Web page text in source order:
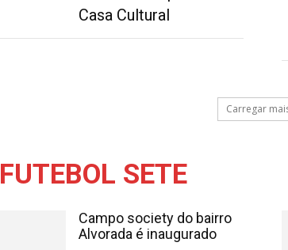
Casa Cultural
Carregar
FUTEBOL SETE
Campo society do bairro
Alvorada é inaugurado